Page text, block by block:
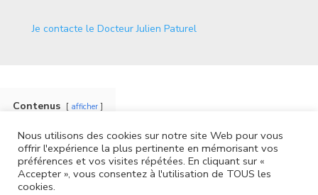
Je contacte le Docteur Julien Paturel
Contenus afficher
Politique de cookies
Mentions légales
Nous utilisons des cookies sur notre site Web pour vous
offrir l'expérience la plus pertinente en mémorisant vos
préférences et vos visites répétées. En cliquant sur «
Accepter », vous consentez à l'utilisation de TOUS les
cookies.